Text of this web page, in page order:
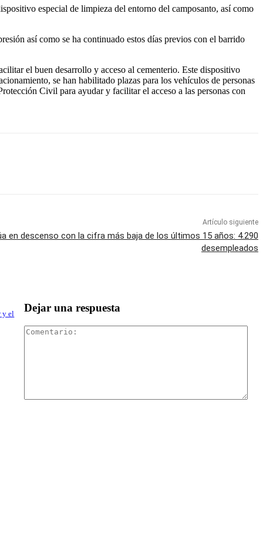
especial de limpieza del entorno del camposanto, así como
así como se ha continuado estos días previos con el barrido
el buen desarrollo y acceso al cementerio. Este dispositivo
se han habilitado plazas para los vehículos de personas
Civil para ayudar y facilitar el acceso a las personas con
Artículo siguiente
en descenso con la cifra más baja de los últimos 15 años: 4.290
desempleados
y el
Dejar una respuesta